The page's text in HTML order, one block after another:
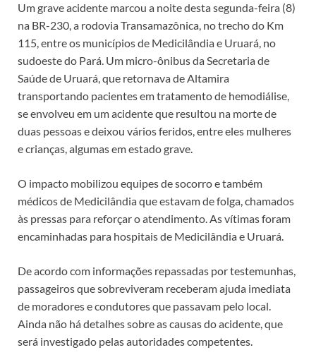
Um grave acidente marcou a noite desta segunda-feira (8)
na BR-230, a rodovia Transamazônica, no trecho do Km
115, entre os municípios de Medicilândia e Uruará, no
sudoeste do Pará. Um micro-ônibus da Secretaria de
Saúde de Uruará, que retornava de Altamira
transportando pacientes em tratamento de hemodiálise,
se envolveu em um acidente que resultou na morte de
duas pessoas e deixou vários feridos, entre eles mulheres
e crianças, algumas em estado grave.
O impacto mobilizou equipes de socorro e também
médicos de Medicilândia que estavam de folga, chamados
às pressas para reforçar o atendimento. As vítimas foram
encaminhadas para hospitais de Medicilândia e Uruará.
De acordo com informações repassadas por testemunhas,
passageiros que sobreviveram receberam ajuda imediata
de moradores e condutores que passavam pelo local.
Ainda não há detalhes sobre as causas do acidente, que
será investigado pelas autoridades competentes.